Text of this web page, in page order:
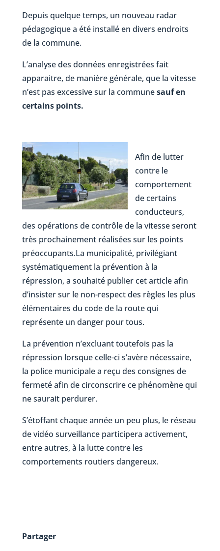
Depuis quelque temps, un nouveau radar
pédagogique a été installé en divers endroits
de la commune.
L’analyse des données enregistrées fait
apparaitre, de manière générale, que la vitesse
n’est pas excessive sur la communesauf en
certains points.
Afin de lutter
contre le
comportement
de certains
conducteurs,
des opérations de contrôle de la vitesse seront
très prochainement réalisées sur les points
préoccupants.La municipalité, privilégiant
systématiquement la prévention à la
répression, a souhaité publier cet article afin
d’insister sur le non-respect des règles les plus
élémentaires du code de la route qui
représente un danger pour tous.
La prévention n’excluant toutefois pas la
répression lorsque celle-ci s’avère nécessaire,
la police municipale a reçu des consignes de
fermeté afin de circonscrire ce phénomène qui
ne saurait perdurer.
S’étoffant chaque année un peu plus, le réseau
de vidéo surveillance participera activement,
entre autres, à la lutte contre les
comportements routiers dangereux.
Partager